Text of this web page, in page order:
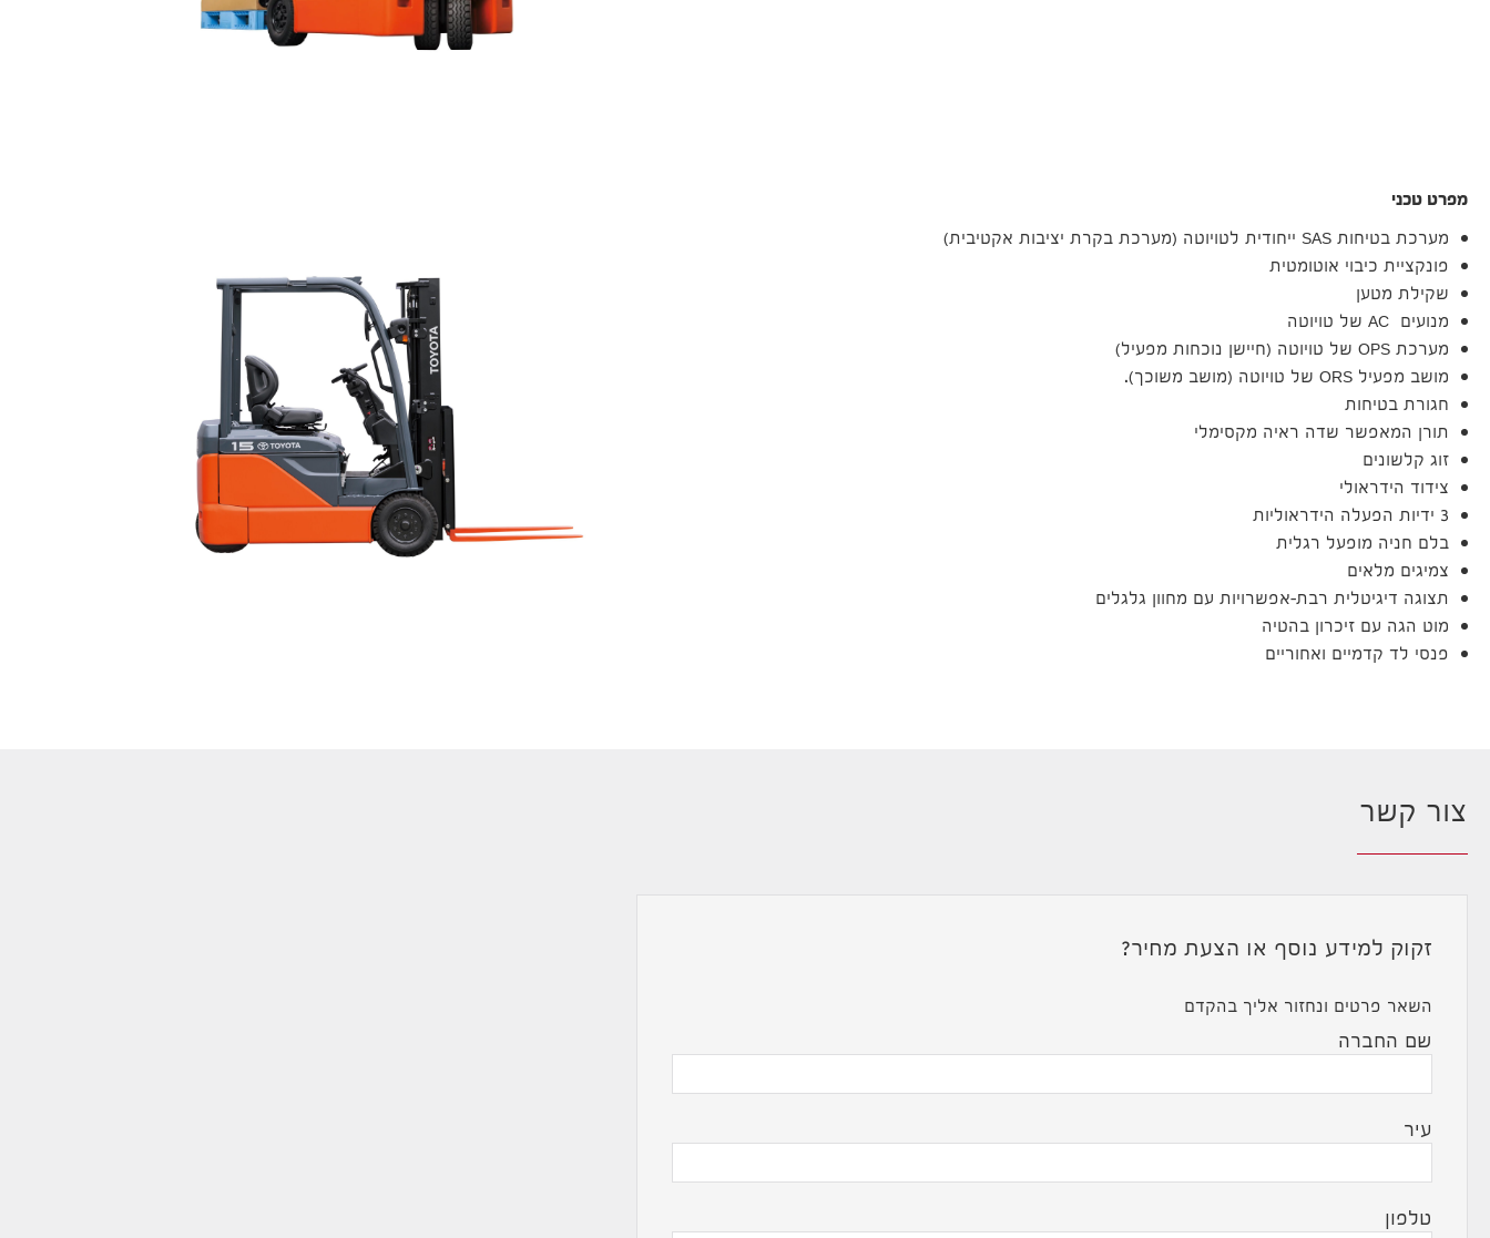
מפרט טכני
מערכת בטיחות SAS ייחודית לטויוטה (מערכת בקרת יציבות אקטיבית)
פונקציית כיבוי אוטומטית
שקילת מטען
מנועים AC של טויוטה
מערכת OPS של טויוטה (חיישן נוכחות מפעיל)
מושב מפעיל ORS של טויוטה (מושב משוכך).
חגורת בטיחות
תורן המאפשר שדה ראיה מקסימלי
זוג קלשונים
צידוד הידראולי
3 ידיות הפעלה הידראוליות
בלם חניה מופעל רגלית
צמיגים מלאים
תצוגה דיגיטלית רבת-אפשרויות עם מחוון גלגלים
מוט הגה עם זיכרון בהטיה
פנסי לד קדמיים ואחוריים
צור קשר
זקוק למידע נוסף או הצעת מחיר?
השאר פרטים ונחזור אליך בהקדם
שם החברה
עיר
טלפון